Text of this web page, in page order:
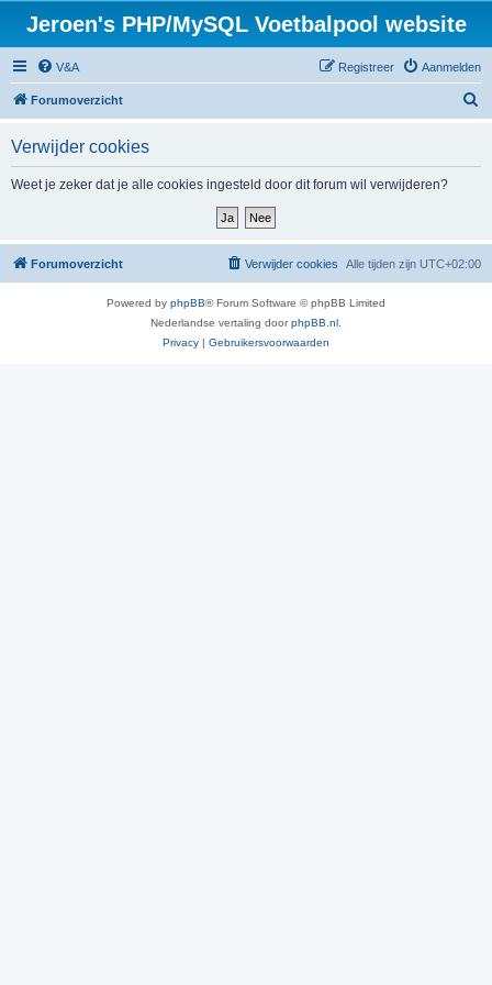
Jeroen's PHP/MySQL Voetbalpool website
V&A Aanmelden
Registreer
Forumoverzicht
Verwijder cookies
Weet je zeker dat je alle cookies ingesteld door dit forum wil verwijderen?
Forumoverzicht Alle tijden zijn UTC+02:00
Verwijder cookies
Powered by phpBB® Forum Software © phpBB Limited
Nederlandse vertaling doorphpBB.nl
Privacy | Gebruikersvoorwaarden